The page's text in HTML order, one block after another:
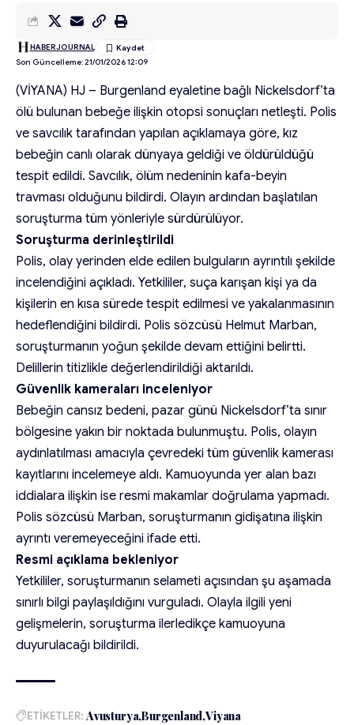
Son Güncelleme: 21/01/2026 12:09
HABERJOURNAL
(VİYANA) HJ – Burgenland eyaletine bağlı Nickelsdorf’ta
ölü bulunan bebeğe ilişkin otopsi sonuçları netleşti. Polis
ve savcılık tarafından yapılan açıklamaya göre, kız
bebeğin canlı olarak dünyaya geldiği ve öldürüldüğü
tespit edildi. Savcılık, ölüm nedeninin kafa-beyin
travması olduğunu bildirdi. Olayın ardından başlatılan
soruşturma tüm yönleriyle sürdürülüyor.
Soruşturma derinleştirildi
Polis, olay yerinden elde edilen bulguların ayrıntılı şekilde
incelendiğini açıkladı. Yetkililer, suça karışan kişi ya da
kişilerin en kısa sürede tespit edilmesi ve yakalanmasının
hedeflendiğini bildirdi. Polis sözcüsü Helmut Marban,
soruşturmanın yoğun şekilde devam ettiğini belirtti.
Delillerin titizlikle değerlendirildiği aktarıldı.
Güvenlik kameraları inceleniyor
Bebeğin cansız bedeni, pazar günü Nickelsdorf’ta sınır
bölgesine yakın bir noktada bulunmuştu. Polis, olayın
aydınlatılması amacıyla çevredeki tüm güvenlik kamerası
kayıtlarını incelemeye aldı. Kamuoyunda yer alan bazı
iddialara ilişkin ise resmi makamlar doğrulama yapmadı.
Polis sözcüsü Marban, soruşturmanın gidişatına ilişkin
ayrıntı veremeyeceğini ifade etti.
Resmi açıklama bekleniyor
Yetkililer, soruşturmanın selameti açısından şu aşamada
sınırlı bilgi paylaşıldığını vurguladı. Olayla ilgili yeni
gelişmelerin, soruşturma ilerledikçe kamuoyuna
duyurulacağı bildirildi.
ETİKETLER: Avusturya Burgenland Viyana